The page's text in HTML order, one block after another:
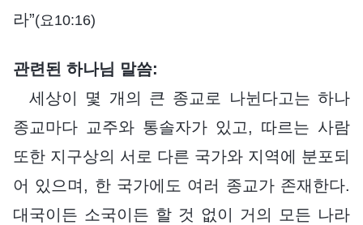
라”(요10:16)
관련된 하나님 말씀:
세상이 몇 개의 큰 종교로 나뉜다고는 하나
종교마다 교주와 통솔자가 있고, 따르는 사람
또한 지구상의 서로 다른 국가와 지역에 분포되
어 있으며, 한 국가에도 여러 종교가 존재한다.
대국이든 소국이든 할 것 없이 거의 모든 나라